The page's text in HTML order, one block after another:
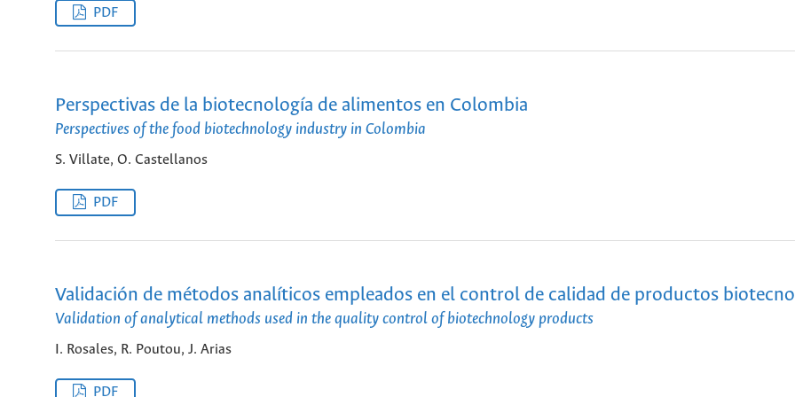
PDF
Perspectivas de la biotecnología de alimentos en Colombia
Perspectives of the food biotechnology industry in Colombia
S. Villate, O. Castellanos
PDF
Validación de métodos analíticos empleados en el control de calidad de productos
Validation of analytical methods used in the quality control of biotechnology products
I. Rosales, R. Poutou, J. Arias
PDF